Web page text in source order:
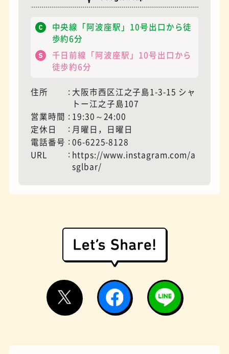
中央線「阿波座駅」10号出口から徒
歩約6分
千日前線「阿波座駅」10号出口から
徒歩約6分
住所
大阪市西区江之子島1-3-15 シャ
トー江之子島107
営業時間
19:30～24:00
定休日
月曜日，日曜日
電話番号
06-6225-8128
URL
https://www.instagram.com/a
sglbar/